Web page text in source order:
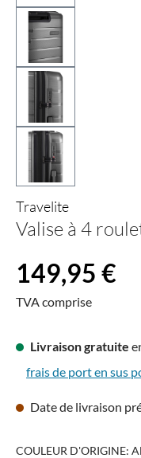
Travelite
Valise à 4
Prix régulier :
149,95 €
TVA comprise
Livraison gratuite
frais de port en sus
Date de livraison
COULEUR D'ORIGINE: